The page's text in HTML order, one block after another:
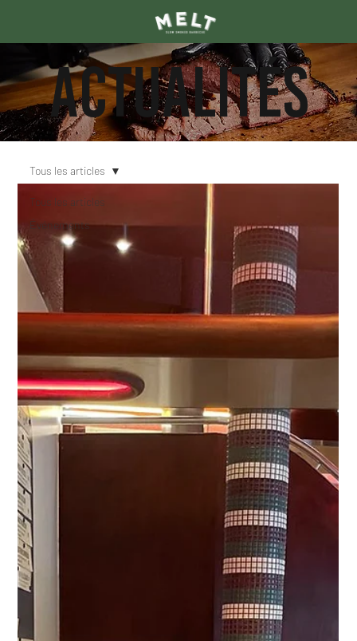
ACTUALITÉS
Tous les articles
Événements
Tous les articles